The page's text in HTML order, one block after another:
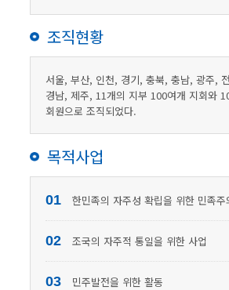
조직현황
서울, 부산, 인천, 경기, 충북, 충남, 광주,
경남, 제주, 11개의 지부 100여개 지회와
회원으로 조직되었다.
목적사업
01 한민족의 자주성 확립을 위한 민족주
02 조국의 자주적 통일을 위한 사업
03 민주발전을 위한 활동